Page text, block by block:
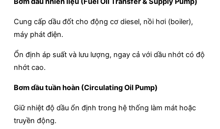
Cung cấp dầu đốt cho động cơ diesel, nồi hơi (boiler),
máy phát điện.
Ổn định áp suất và lưu lượng, ngay cả với dầu nhớt có độ
nhớt cao.
Bơm dầu tuần hoàn (Circulating Oil Pump)
Giữ nhiệt độ dầu ổn định trong hệ thống làm mát hoặc
truyền động.